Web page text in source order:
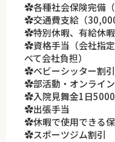
✿各種社会保険完備（
✿交通費支給（
✿特別休暇、有給休
✿資格手当（会社指
べて会社負担）
✿ベビーシッター割
✿部活動・オンライ
✿入院見舞金1日
✿出張手当
✿休暇で使用できる
✿スポーツジム割引